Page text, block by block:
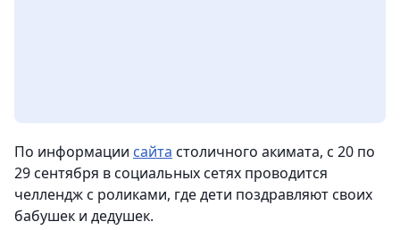
По информации сайта столичного акимата, с 20 по
29 сентября в социальных сетях проводится
челлендж с роликами, где дети поздравляют своих
бабушек и дедушек.